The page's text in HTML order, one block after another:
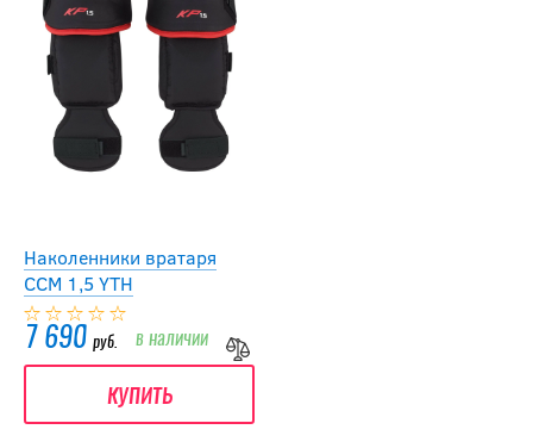
Наколенники вратаря
CCM 1,5 YTH
7 690 руб. в наличии
купить